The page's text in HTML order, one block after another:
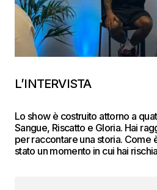
L’INTERVISTA
Lo show è costruito attorno a
Sangue, Riscatto e Gloria. Hai
per raccontare una storia. Come
stato un momento in cui hai